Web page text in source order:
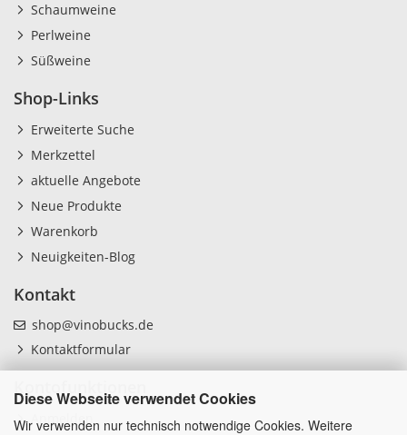
Diese Webseite verwendet Cookies
Wir verwenden nur technisch notwendige Cookies. Weitere
Schaumweine
Perlweine
Süßweine
Shop-Links
Erweiterte Suche
Merkzettel
aktuelle Angebote
Neue Produkte
Warenkorb
Neuigkeiten-Blog
Kontakt
shop@vinobucks.de
Kontaktformular
Anmelden